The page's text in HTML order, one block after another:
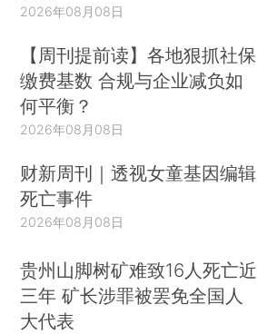
2026年08月08日
【周刊提前读】各地狠抓社保
缴费基数 合规与企业减负如
何平衡？
2026年08月08日
财新周刊｜透视女童基因编辑
死亡事件
2026年08月08日
贵州山脚树矿难致16人死亡近
三年 矿长涉罪被罢免全国人
大代表